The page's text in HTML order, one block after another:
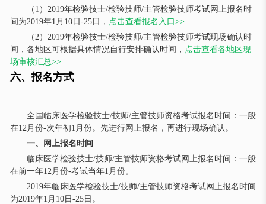
（1）2019年检验技士/检验技师/主管检验技师考试网上报名时
间为2019年1月10日-25日， 点击查看报名入口>>
（2）2019年检验技士/检验技师/主管检验技师考试现场确认时
间，各地区可根据具体情况自行安排确认时间， 点击查看各地区现
场审核汇总>>
六、报名方式
全国临床医学检验技士/技师/主管技师资格考试报名时间：一般
在12月份-次年初1月份。先进行网上报名，再进行现场确认。
一、网上报名时间
临床医学检验技士/技师/主管技师资格考试网上报名时间：一般
在前一年12月份-考试当年1月份。
2019年临床医学检验技士/技师/主管技师资格考试网上报名时间
为2019年1月10日-25日。